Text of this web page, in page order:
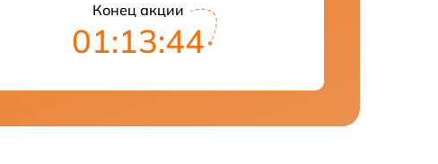
Конец акции
01:13:43